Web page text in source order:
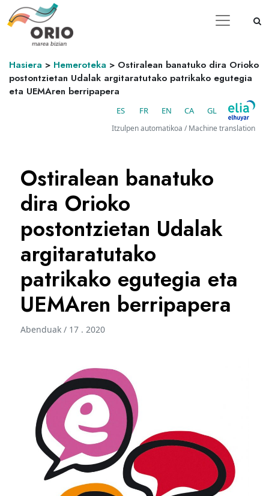
Hasiera > Hemeroteka > Ostiralean banatuko dira Orioko
postontzietan Udalak argitaratutako patrikako egutegia
eta UEMAren berripapera
ES FR EN CA GL
Itzulpen automatikoa / Machine translation
Ostiralean banatuko
dira Orioko
postontzietan Udalak
argitaratutako
patrikako egutegia eta
UEMAren berripapera
Abenduak / 17 . 2020